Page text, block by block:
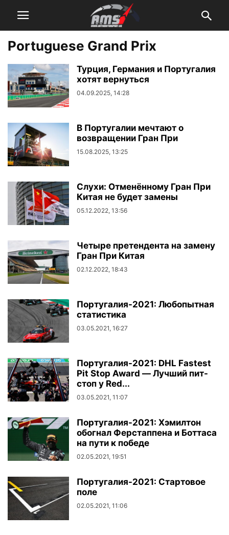
Portuguese Grand Prix
Турция, Германия и Португалия
хотят вернуться
04.09.2025, 14:28
В Португалии мечтают о
возвращении Гран При
15.08.2025, 13:25
Слухи: Отменённому Гран При
Китая не будет замены
05.12.2022, 13:56
Четыре претендента на замену
Гран При Китая
02.12.2022, 18:43
Португалия-2021: Любопытная
статистика
03.05.2021, 16:27
Португалия-2021: DHL Fastest
Pit Stop Award — Лучший пит-
стоп у Red...
03.05.2021, 11:07
Португалия-2021: Хэмилтон
обогнал Ферстаппена и Боттаса
на пути к победе
02.05.2021, 19:51
Португалия-2021: Стартовое
поле
02.05.2021, 11:06